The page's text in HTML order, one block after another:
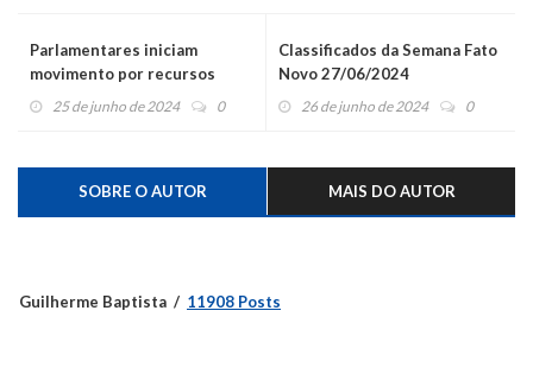
Parlamentares iniciam
movimento por recursos
federais para projetos de
25 de junho de 2024 0
Classificados da Semana Fato
Novo 27/06/2024
26 de junho de 2024 0
SOBRE O AUTOR MAIS DO AUTOR
Guilherme Baptista 11908 Posts